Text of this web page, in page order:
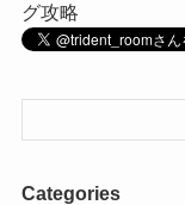
グ攻略
Categories